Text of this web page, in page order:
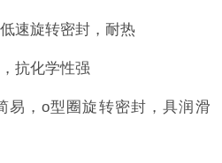
速旋转密封，耐热
抗化学性强
易，o型圈旋转密封，具润滑